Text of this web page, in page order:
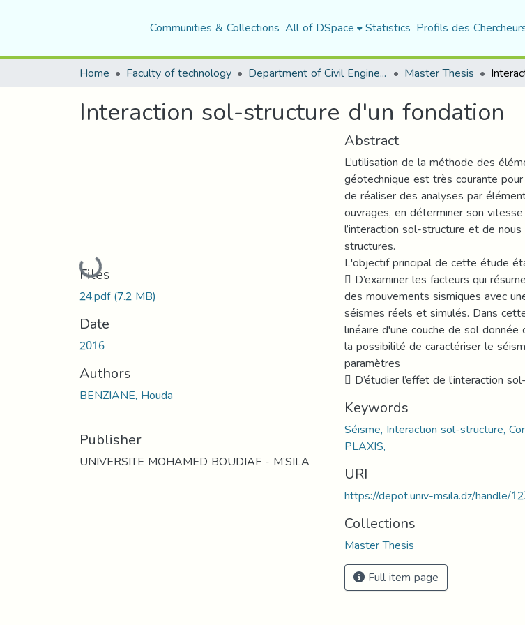
Communities & Collections All of DSpace Statistics Profils des
Home Faculty of technology Department of Civil Engineering Master Thesis
Interaction sol-structure d'un fondation
Loading...
Files
24.pdf(7.2 MB)
Date
2016
Authors
BENZIANE, Houda
Publisher
UNIVERSITE MOHAMED BOUDIAF - M’SILA
Abstract
L’utilisation de la méthode des
géotechnique est très courante
de réaliser des analyses par
ouvrages, en déterminer son
l’interaction sol-structure et de
structures.
L'objectif principal de cette étude
 D’examiner les facteurs qui
des mouvements sismiques avec
séismes réels et simulés. Dans
linéaire d'une couche de sol
la possibilité de caractériser le
paramètres
 D’étudier l’effet de l’interaction
Keywords
Séisme, Interaction sol-structure,
PLAXIS,
URI
https://depot.univ-msila.dz/handle/
Collections
Master Thesis
Full item page